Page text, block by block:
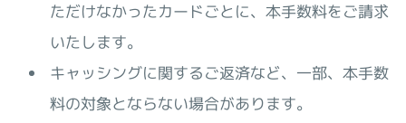
ただけなかったカードごとに、本手数料をご請求
いたします。
キャッシングに関するご返済など、一部、本手数
料の対象とならない場合があります。